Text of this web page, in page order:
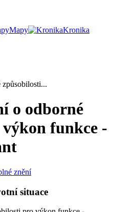
Mapy
Kronika
způsobilosti...
o odborné
funkce -
znění
situace